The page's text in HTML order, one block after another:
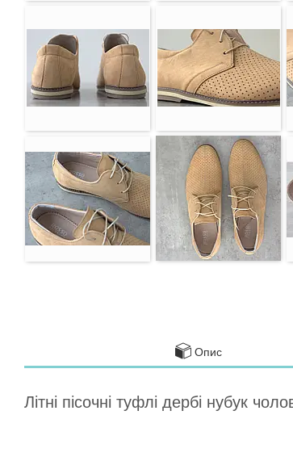
Опис
Літні пісочні туфлі дербі нубук